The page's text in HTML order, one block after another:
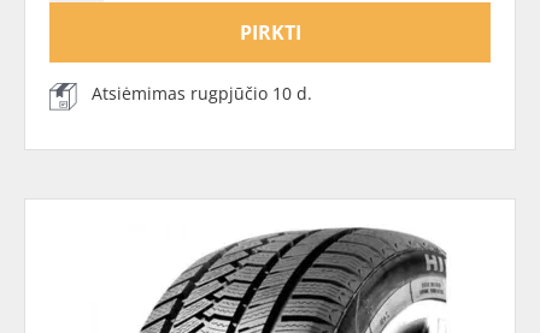
PIRKTI
Atsiėmimas rugpjūčio 10 d.